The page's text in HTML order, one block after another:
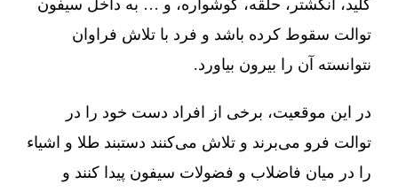
کلید، انگشتر، حلقه، گوشواره، و … به داخل سیفون
توالت سقوط کرده باشد و فرد با تلاش فراوان
نتوانسته آن را بیرون بیاورد.
در این موقعیت، برخی از افراد دست خود را در
توالت فرو می‌برند و تلاش می‌کنند دستبند طلا و اشیاء
را در میان فاضلاب و فضولات سیفون پیدا کنند و